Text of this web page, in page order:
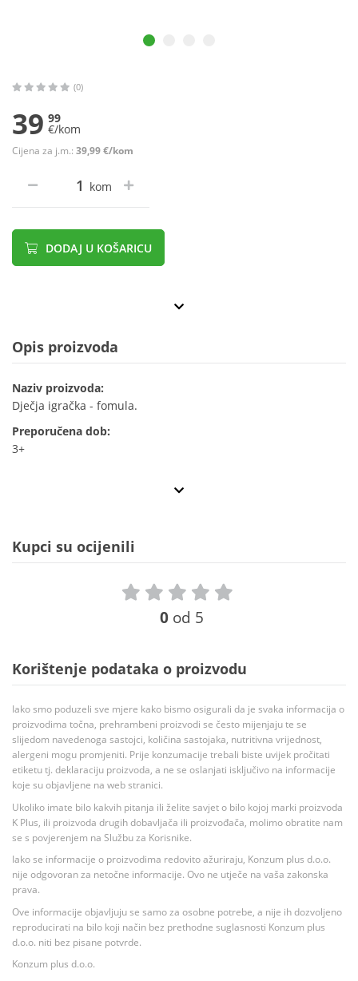
(0)
39 99
€/kom
Cijena za j.m.: 39,99 €/kom
kom
DODAJ U KOŠARICU
Opis proizvoda
Naziv proizvoda:
Dječja igračka - fomula.
Preporučena dob:
3+
Kupci su ocijenili
0 od 5
Korištenje podataka o proizvodu
Iako smo poduzeli sve mjere kako bismo osigurali da je svaka informacija o
proizvodima točna, prehrambeni proizvodi se često mijenjaju te se
slijedom navedenoga sastojci, količina sastojaka, nutritivna vrijednost,
alergeni mogu promjeniti. Prije konzumacije trebali biste uvijek pročitati
etiketu tj. deklaraciju proizvoda, a ne se oslanjati isključivo na informacije
koje su objavljene na web stranici.
Ukoliko imate bilo kakvih pitanja ili želite savjet o bilo kojoj marki proizvoda
K Plus, ili proizvoda drugih dobavljača ili proizvođača, molimo obratite nam
se s povjerenjem na Službu za Korisnike.
Iako se informacije o proizvodima redovito ažuriraju, Konzum plus d.o.o.
nije odgovoran za netočne informacije. Ovo ne utječe na vaša zakonska
prava.
Ove informacije objavljuju se samo za osobne potrebe, a nije ih dozvoljeno
reproducirati na bilo koji način bez prethodne suglasnosti Konzum plus
d.o.o. niti bez pisane potvrde.
Konzum plus d.o.o.